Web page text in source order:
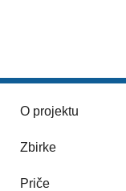
O projektu
Zbirke
Priče